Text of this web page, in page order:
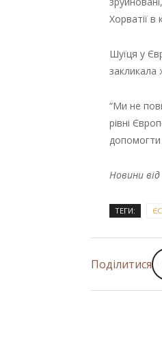
Хорватії в
Шуїця у
закликала
“Ми не
рівні
допомогти
Новини від
ТЕГИ: ЄС
Поділитися